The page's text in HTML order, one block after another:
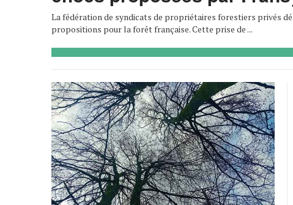
La fédération de syndicats de propriétaires forestiers privés
propositions pour la forêt française. Cette prise de ...